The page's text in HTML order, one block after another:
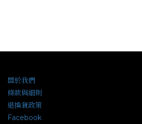
關於我們
條款與細則
退換貨政策
Facebook